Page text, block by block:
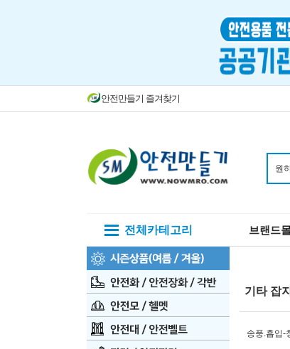
안전만들기 즐겨찾기
전체카테고리 브랜드
기타 잡
송풍.흡입-